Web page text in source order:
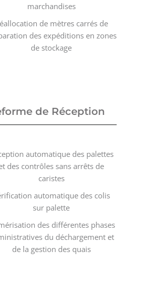
marchandises
de mètres carrés de
des expéditions en zones
de stockage
de Réception
automatique des palettes
des contrôles sans arrêts de
caristes
automatique des colis
sur palette
des différentes phases
du déchargement et
de la gestion des quais